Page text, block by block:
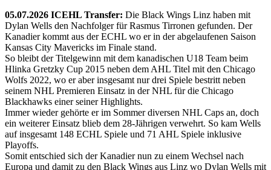
05.07.2026 ICEHL Transfer: Die Black Wings Linz haben mit
Dylan Wells den Nachfolger für Rasmus Tirronen gefunden. Der
Kanadier kommt aus der ECHL wo er in der abgelaufenen Saison
Kansas City Mavericks im Finale stand.
So bleibt der Titelgewinn mit dem kanadischen U18 Team beim
Hlinka Gretzky Cup 2015 neben dem AHL Titel mit den Chicago
Wolfs 2022, wo er aber insgesamt nur drei Spiele bestritt neben
seinem NHL Premieren Einsatz in der NHL für die Chicago
Blackhawks einer seiner Highlights.
Immer wieder gehörte er im Sommer diversen NHL Caps an, doch
ein weiterer Einsatz blieb dem 28-Jährigen verwehrt. So kam Wells
auf insgesamt 148 ECHL Spiele und 71 AHL Spiele inklusive
Playoffs.
Somit entschied sich der Kanadier nun zu einem Wechsel nach
Europa und damit zu den Black Wings aus Linz wo Dylan Wells mit